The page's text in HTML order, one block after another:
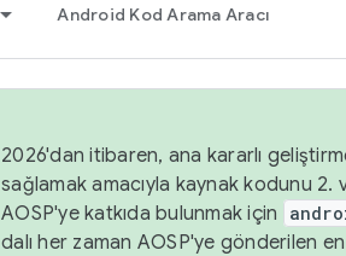
Android Kod Arama Aracı
2026'dan itibaren, ana kararlı
sağlamak amacıyla kaynak kodunu 2.
AOSP'ye katkıda bulunmak için
dalı her zaman AOSP'ye gönderilen